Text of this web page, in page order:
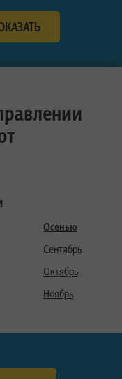
Осенью
Сентябрь
Октябрь
Ноябрь